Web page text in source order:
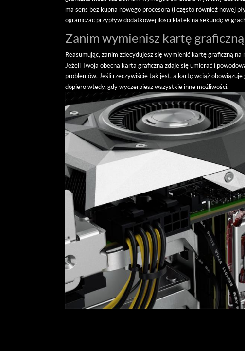
ma sens bez kupna nowego procesora (i często również nowej
ograniczać przypływ dodatkowej ilości klatek na sekundę w
Zanim wymienisz kartę graficzną
Reasumując, zanim zdecydujesz się wymienić kartę graficzną
Jeżeli Twoja obecna karta graficzna zdaje się umierać i
problemów. Jeśli rzeczywiście tak jest, a kartę wciąż
dopiero wtedy, gdy wyczerpiesz wszystkie inne możliwości.